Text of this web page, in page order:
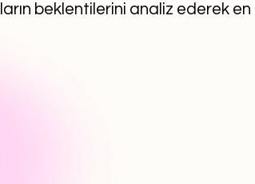
beklentilerini analiz ederek